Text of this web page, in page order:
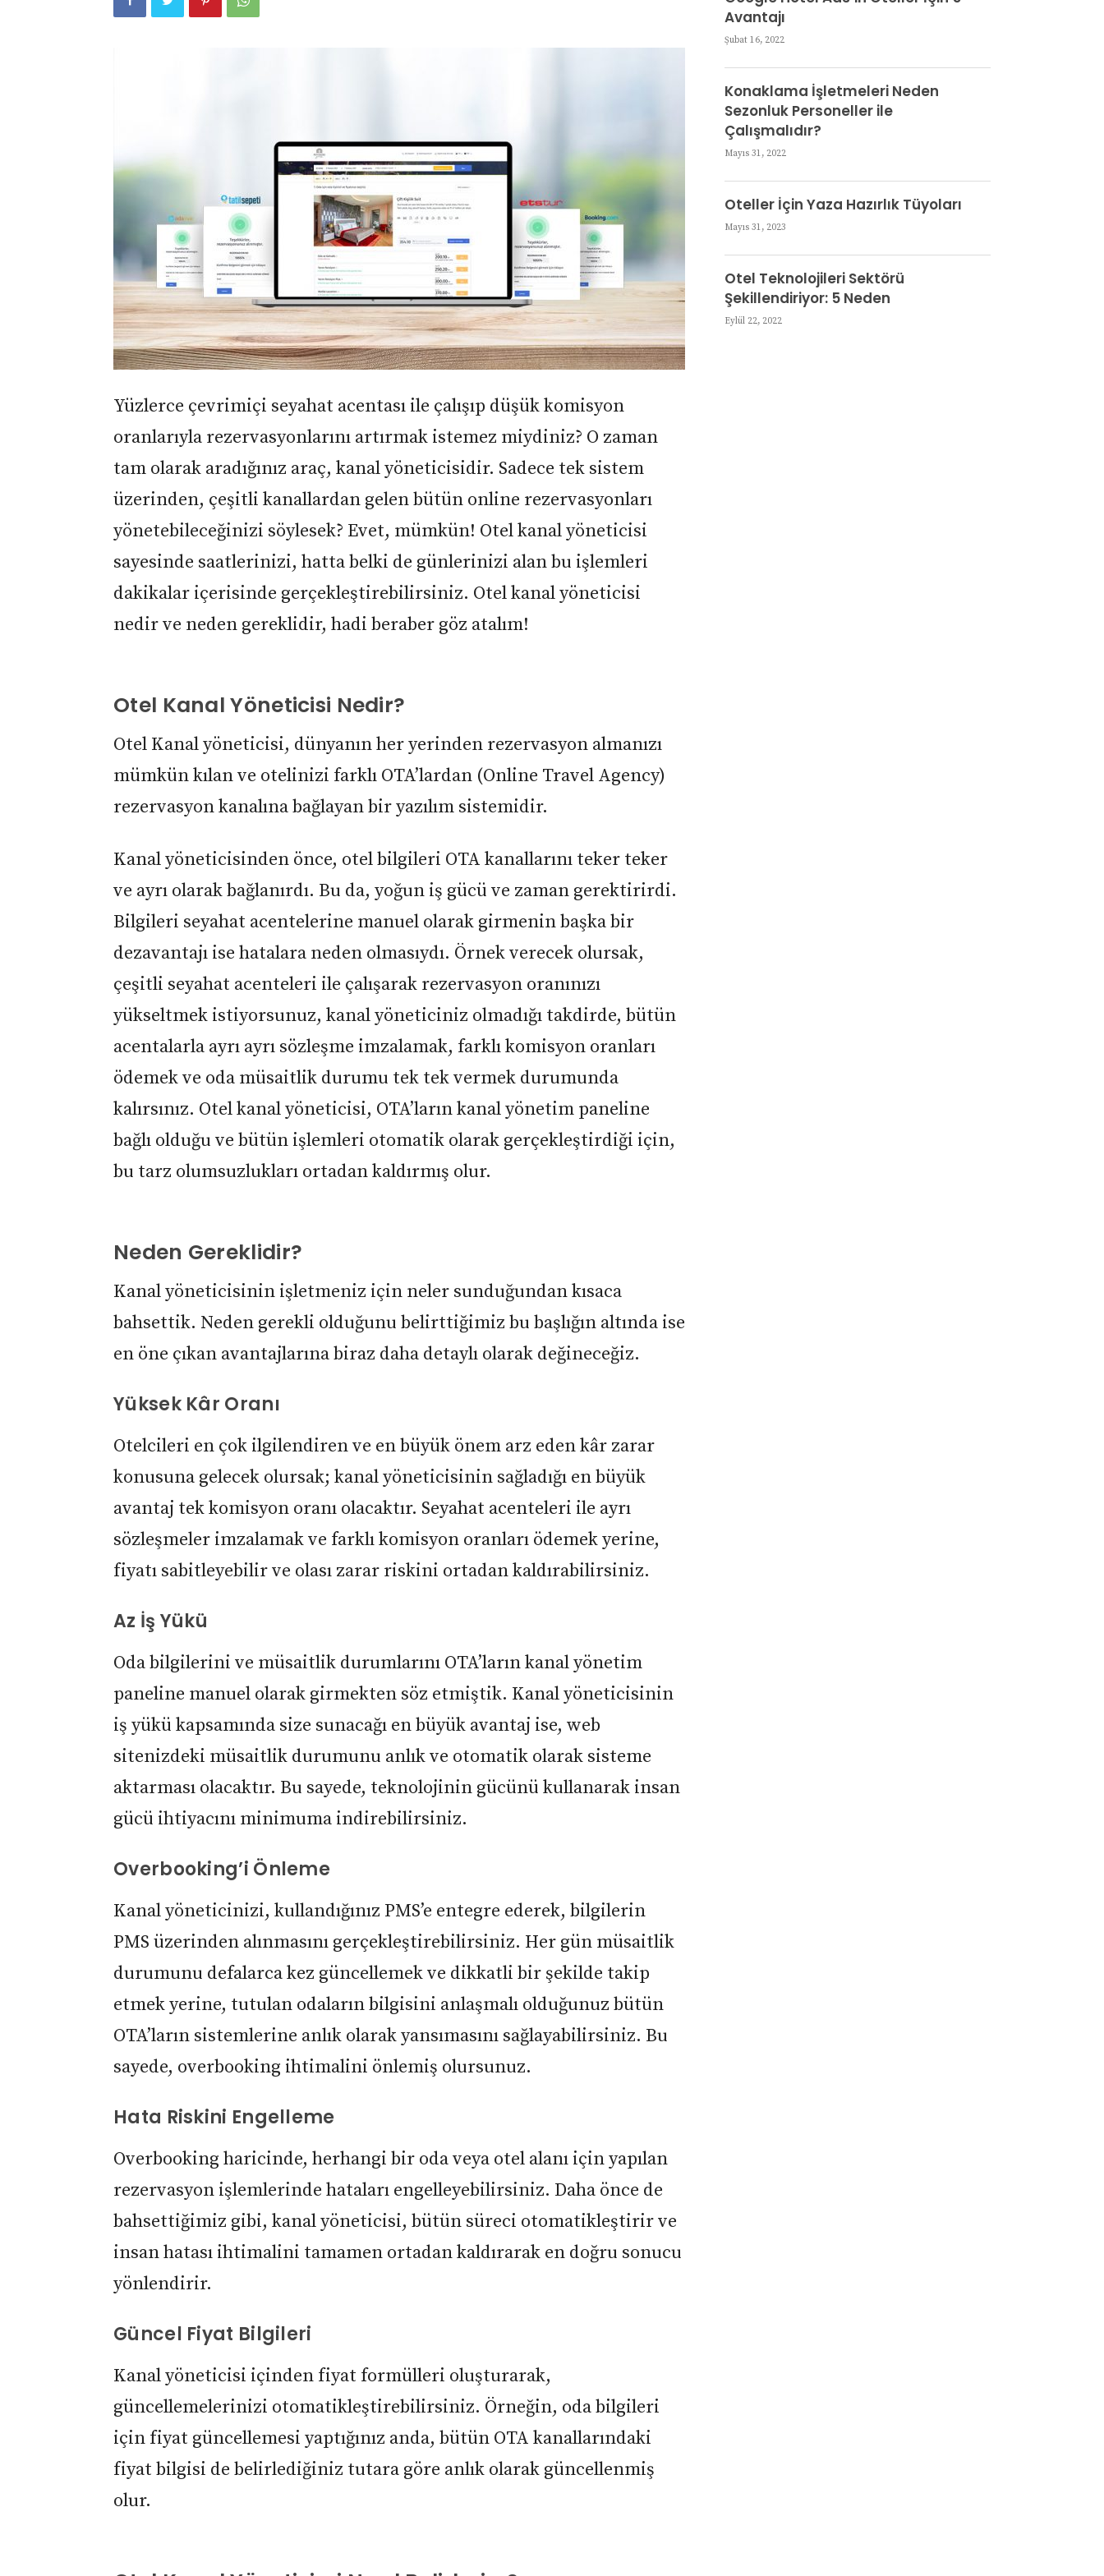
Yüzlerce çevrimiçi seyahat acentası ile çalışıp düşük komisyon
oranlarıyla rezervasyonlarını artırmak istemez miydiniz? O zaman
tam olarak aradığınız araç, kanal yöneticisidir. Sadece tek sistem
üzerinden, çeşitli kanallardan gelen bütün online rezervasyonları
yönetebileceğinizi söylesek? Evet, mümkün! Otel kanal yöneticisi
sayesinde saatlerinizi, hatta belki de günlerinizi alan bu işlemleri
dakikalar içerisinde gerçekleştirebilirsiniz. Otel kanal yöneticisi
nedir ve neden gereklidir, hadi beraber göz atalım!
Otel Kanal Yöneticisi Nedir?
Otel Kanal yöneticisi, dünyanın her yerinden rezervasyon almanızı
mümkün kılan ve otelinizi farklı OTA’lardan (Online Travel Agency)
rezervasyon kanalına bağlayan bir yazılım sistemidir.
Kanal yöneticisinden önce, otel bilgileri OTA kanallarını teker teker
ve ayrı olarak bağlanırdı. Bu da, yoğun iş gücü ve zaman gerektirirdi.
Bilgileri seyahat acentelerine manuel olarak girmenin başka bir
dezavantajı ise hatalara neden olmasıydı. Örnek verecek olursak,
çeşitli seyahat acenteleri ile çalışarak rezervasyon oranınızı
yükseltmek istiyorsunuz, kanal yöneticiniz olmadığı takdirde, bütün
acentalarla ayrı ayrı sözleşme imzalamak, farklı komisyon oranları
ödemek ve oda müsaitlik durumu tek tek vermek durumunda
kalırsınız. Otel kanal yöneticisi, OTA’ların kanal yönetim paneline
bağlı olduğu ve bütün işlemleri otomatik olarak gerçekleştirdiği için,
bu tarz olumsuzlukları ortadan kaldırmış olur.
Neden Gereklidir?
Kanal yöneticisinin işletmeniz için neler sunduğundan kısaca
bahsettik. Neden gerekli olduğunu belirttiğimiz bu başlığın altında ise
en öne çıkan avantajlarına biraz daha detaylı olarak değineceğiz.
Yüksek Kâr Oranı
Otelcileri en çok ilgilendiren ve en büyük önem arz eden kâr zarar
konusuna gelecek olursak; kanal yöneticisinin sağladığı en büyük
avantaj tek komisyon oranı olacaktır. Seyahat acenteleri ile ayrı
sözleşmeler imzalamak ve farklı komisyon oranları ödemek yerine,
fiyatı sabitleyebilir ve olası zarar riskini ortadan kaldırabilirsiniz.
Az İş Yükü
Oda bilgilerini ve müsaitlik durumlarını OTA’ların kanal yönetim
paneline manuel olarak girmekten söz etmiştik. Kanal yöneticisinin
iş yükü kapsamında size sunacağı en büyük avantaj ise, web
sitenizdeki müsaitlik durumunu anlık ve otomatik olarak sisteme
aktarması olacaktır. Bu sayede, teknolojinin gücünü kullanarak insan
gücü ihtiyacını minimuma indirebilirsiniz.
Overbooking’i Önleme
Kanal yöneticinizi, kullandığınız PMS’e entegre ederek, bilgilerin
PMS üzerinden alınmasını gerçekleştirebilirsiniz. Her gün müsaitlik
durumunu defalarca kez güncellemek ve dikkatli bir şekilde takip
etmek yerine, tutulan odaların bilgisini anlaşmalı olduğunuz bütün
OTA’ların sistemlerine anlık olarak yansımasını sağlayabilirsiniz. Bu
sayede, overbooking ihtimalini önlemiş olursunuz.
Hata Riskini Engelleme
Overbooking haricinde, herhangi bir oda veya otel alanı için yapılan
rezervasyon işlemlerinde hataları engelleyebilirsiniz. Daha önce de
bahsettiğimiz gibi, kanal yöneticisi, bütün süreci otomatikleştirir ve
insan hatası ihtimalini tamamen ortadan kaldırarak en doğru sonucu
yönlendirir.
Güncel Fiyat Bilgileri
Kanal yöneticisi içinden fiyat formülleri oluşturarak,
güncellemelerinizi otomatikleştirebilirsiniz. Örneğin, oda bilgileri
için fiyat güncellemesi yaptığınız anda, bütün OTA kanallarındaki
fiyat bilgisi de belirlediğiniz tutara göre anlık olarak güncellenmiş
olur.
Avantajı
Şubat 16, 2022
Konaklama İşletmeleri Neden
Sezonluk Personeller ile
Çalışmalıdır?
Mayıs 31, 2022
Oteller İçin Yaza Hazırlık Tüyoları
Mayıs 31, 2023
Otel Teknolojileri Sektörü
Şekillendiriyor: 5 Neden
Eylül 22, 2022